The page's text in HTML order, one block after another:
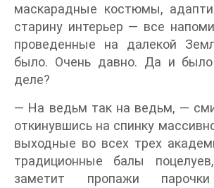
маскарадные костюмы,
старину интерьер — все
проведенные на далекой
было. Очень давно. Да и
деле?
— На ведьм так на ведьм, —
откинувшись на спинку
выходные во всех трех
традиционные балы
заметит пропажи парочки